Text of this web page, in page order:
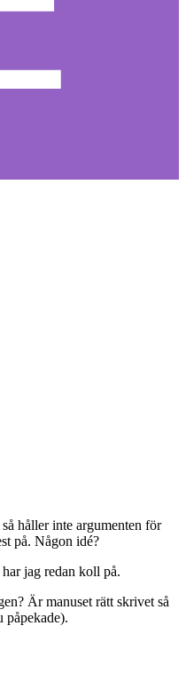
håller inte argumenten för
på. Någon idé?
jag redan koll på.
Är manuset rätt skrivet så
påpekade).